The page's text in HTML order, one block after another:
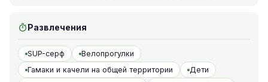
Развлечения
SUP-серф
Велопрогулки
Гамаки и качели на общей территории
Дети